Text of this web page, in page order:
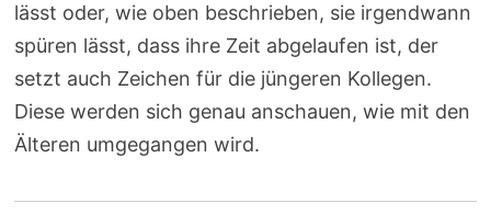
lässt oder, wie oben beschrieben, sie irgendwann
spüren lässt, dass ihre Zeit abgelaufen ist, der
setzt auch Zeichen für die jüngeren Kollegen.
Diese werden sich genau anschauen, wie mit den
Älteren umgegangen wird.